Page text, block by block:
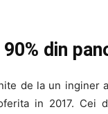
din
de la un inginer
in 2017. Cei